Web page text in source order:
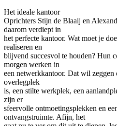
Het ideale kantoor
Oprichters Stijn de Blaaij en
daarom verdiept in
het perfecte kantoor. Wat moet je
realiseren en
blijvend succesvol te houden? Hun
morgen werken in
een netwerkkantoor. Dat wil
overlegplek
is, een stilte werkplek, een
zijn er
sfeervolle ontmoetingsplekken en
ontvangstruimte. Afijn, het